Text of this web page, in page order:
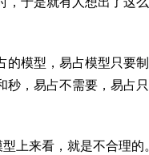
的模型，易占模型只要
秒，易占不需要，易占
上来看，就是不合理的。